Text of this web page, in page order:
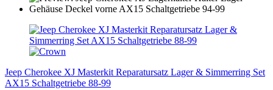
Jeep Cherokee XJ Masterkit Reparatursatz Lager & Simmerring Set
AX15 Schaltgetriebe 88-99